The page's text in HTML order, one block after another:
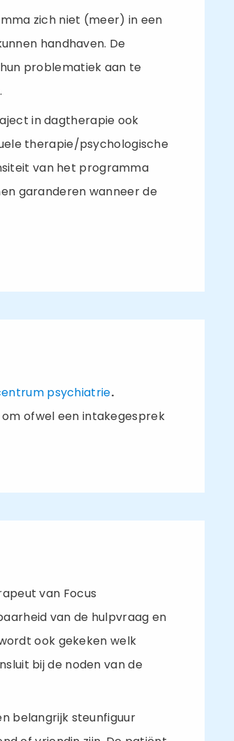
zich niet (meer) in een
handhaven. De
problematiek aan te
in dagtherapie ook
therapie/psychologische
van het programma
garanderen wanneer de
psychiatrie.
ofwel een intakegesprek
van Focus
van de hulpvraag en
ook gekeken welk
bij de noden van de
belangrijk steunfiguur